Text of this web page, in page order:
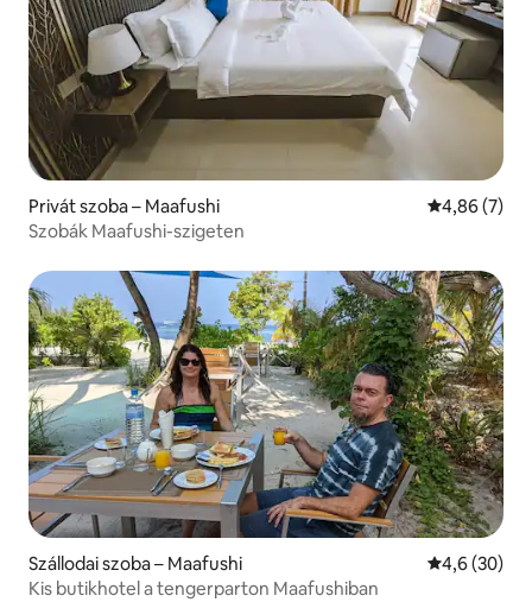
Privát szoba – Maafushi Átlagos
4,86 (7)
Szobák Maafushi-szigeten
Szállodai szoba – Maafushi Átlagos
4,6 (30)
Kis butikhotel a tengerparton Maafushiban